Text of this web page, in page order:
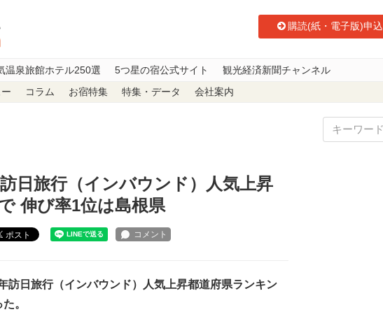
購読(紙・電子版)申込
温泉旅館ホテル250選 5つ星の宿公式サイト 観光経済新聞チャンネル
コラム お宿特集 特集・データ 会社案内
訪日旅行（インバウンド）人気上昇都道府県ランキング」で 伸び率1位は島根県
日旅行（インバウンド）人気上昇
伸び率1位は島根県
ポスト
日旅行（インバウンド）人気上昇都道府県ランキン
。